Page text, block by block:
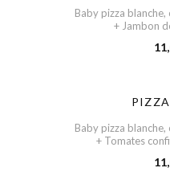
Baby pizza blanche,
+ Jambon
Baby pizza blanche,
+ Tomates